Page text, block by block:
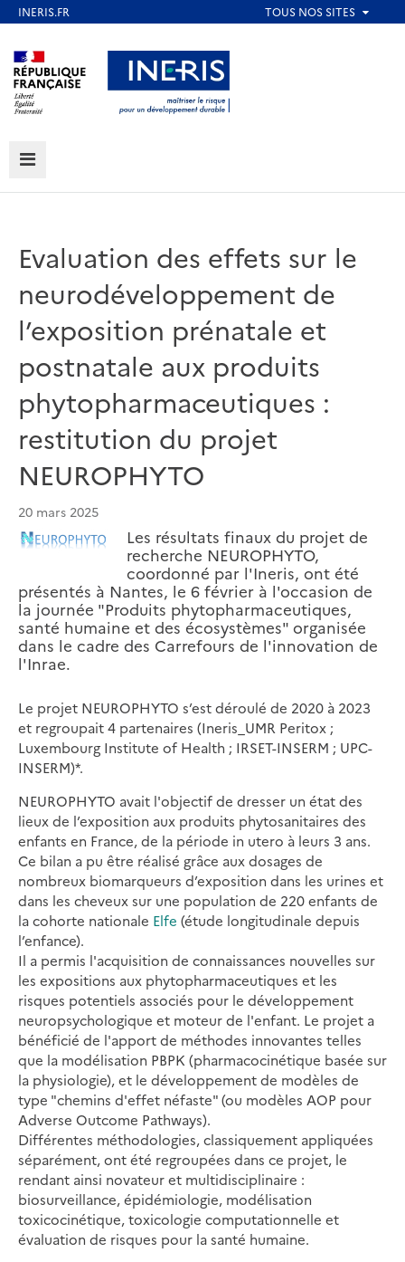
au
contenu
principal
Aller au contenu Aller au menu
Aller au pied de page
MENU
Evaluation des effets sur le
neurodéveloppement de
l’exposition prénatale et
postnatale aux produits
phytopharmaceutiques :
restitution du projet
NEUROPHYTO
20 mars 2025
Les résultats finaux du projet de
recherche NEUROPHYTO,
coordonné par l'Ineris, ont été
présentés à Nantes, le 6 février à l'occasion de
la journée "Produits phytopharmaceutiques,
santé humaine et des écosystèmes" organisée
dans le cadre des Carrefours de l'innovation de
l'Inrae.
Le projet NEUROPHYTO s’est déroulé de 2020 à 2023
et regroupait 4 partenaires (Ineris_UMR Peritox ;
Luxembourg Institute of Health ; IRSET-INSERM ; UPC-
INSERM)*.
NEUROPHYTO avait l'objectif de dresser un état des
lieux de l’exposition aux produits phytosanitaires des
enfants en France, de la période in utero à leurs 3 ans.
Ce bilan a pu être réalisé grâce aux dosages de
nombreux biomarqueurs d’exposition dans les urines et
dans les cheveux sur une population de 220 enfants de
la cohorte nationale Elfe (étude longitudinale depuis
l’enfance).
Il a permis l'acquisition de connaissances nouvelles sur
les expositions aux phytopharmaceutiques et les
risques potentiels associés pour le développement
neuropsychologique et moteur de l'enfant. Le projet a
bénéficié de l'apport de méthodes innovantes telles
que la modélisation PBPK (pharmacocinétique basée sur
la physiologie), et le développement de modèles de
type "chemins d'effet néfaste" (ou modèles AOP pour
Adverse Outcome Pathways).
Différentes méthodologies, classiquement appliquées
séparément, ont été regroupées dans ce projet, le
rendant ainsi novateur et multidisciplinaire :
biosurveillance, épidémiologie, modélisation
toxicocinétique, toxicologie computationnelle et
évaluation de risques pour la santé humaine.